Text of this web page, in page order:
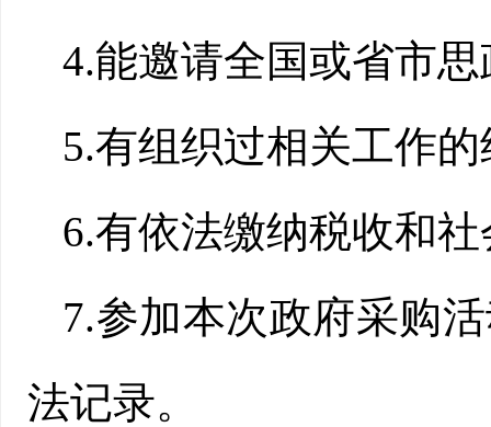
4.能邀请全国或省市思
5.有组织过相关工作
6.有依法缴纳税收和
7.参加本次政府采购
法记录。